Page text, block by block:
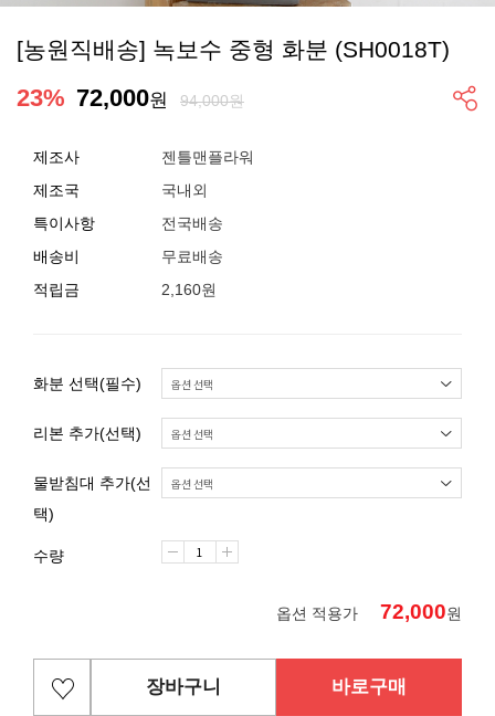
[농원직배송] 녹보수 중형 화분 (SH0018T)
23% 72,000원 94,000원
제조사
젠틀맨플라워
제조국
국내외
특이사항
전국배송
배송비
무료배송
적립금
2,160원
화분 선택(필수)
리본 추가(선택)
물받침대 추가(선
택)
수량
옵션 적용가 72,000원
장바구니 바로구매